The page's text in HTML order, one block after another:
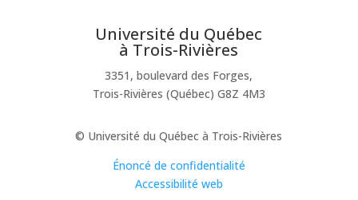
Université du Québec
à Trois-Rivières
3351, boulevard des Forges,
Trois-Rivières (Québec) G8Z 4M3
© Université du Québec à Trois-Rivières
Énoncé de confidentialité
Accessibilité web